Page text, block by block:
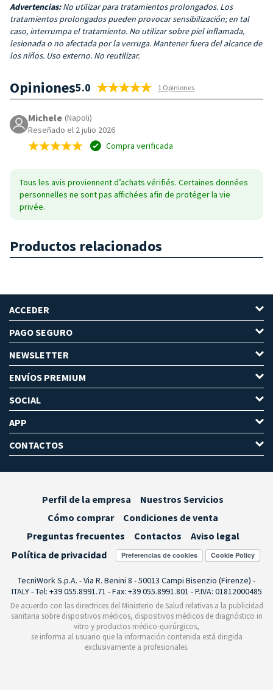
Advertencias:No utilizar para tratamientos prolongados. Los
tratamientos prolongados pueden provocar sensibilización; en tal
caso, interrumpa el tratamiento. No utilizar sobre piel inflamada,
lesionada o no afectada por la verruga. Mantener fuera del alcance de
los niños. Uso externo. No reutilizar.
Opiniones5.0 1 Opiniones
Michele (Napoli)
Reseñado el 2 julio 2026
Compra verificada
Tous les avis proviennent d’achats vérifiés. Certaines données
personnelles ne sont pas affichées afin de protéger la vie
privée.
Productos relacionados
ACCEDER
PAGO SEGURO
NEWSLETTER
ENVÍOS PREMIUM
SOCIAL
APP
CONTACTOS
Perfil de la empresa
Nuestros Servicios
Cómo comprar
Condiciones de venta
Preguntas frecuentes
Contactos
Aviso legal
Política de privacidad
Preferencias de cookies
TecniWork S.p.A. - Via R. Benini 8 - 50013 Campi Bisenzio (Firenze) -
ITALY - Tel: +39 055.8991.71 - Fax: +39 055.8991.801 - P.IVA: 01812000485
De acuerdo con las directrices del Ministerio de Salud relativas a la publicidad
sanitaria sobre dispositivos médicos, dispositivos médicos de diagnóstico in
vitro y productos médico-quirúrgicos,
se informa al usuario que la información contenida está dirigida
exclusivamente a profesionales.